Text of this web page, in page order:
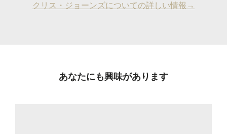
クリス・ジョーンズについての詳しい情報→
あなたにも興味があります